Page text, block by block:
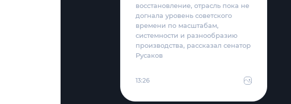
восстановление, отрасль пока не
догнала уровень советского
времени по масштабам,
системности и разнообразию
производства, рассказал сенатор
Русаков
13:26